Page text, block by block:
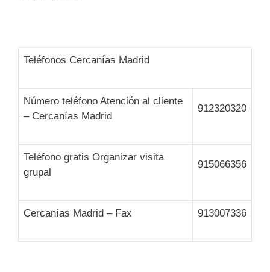
Teléfonos Cercanías Madrid
Número teléfono Atención al cliente
– Cercanías Madrid
912320320
Teléfono gratis Organizar visita
grupal
915066356
Cercanías Madrid – Fax 913007336